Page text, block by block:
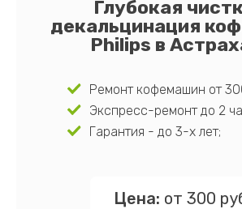
Глубокая
декальцинация
Philips в
Ремонт кофемашин от
Экспресс-ремонт до 2
Гарантия - до 3-х лет;
Цена: от 300